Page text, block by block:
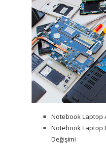
Notebook Laptop
Notebook Laptop
Değişimi